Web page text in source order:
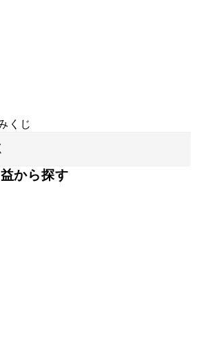
くじ
から探す